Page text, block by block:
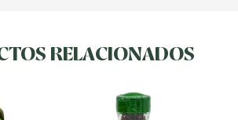
RELACIONADOS